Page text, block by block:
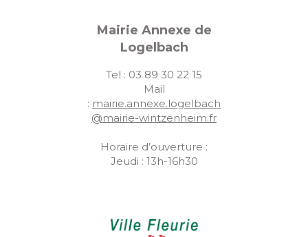
Mairie Annexe de
Logelbach
Tel : 03 89 30 22 15
Mail
: mairie.annexe.logelbach
@mairie-wintzenheim.fr
Horaire d’ouverture :
Jeudi : 13h-16h30